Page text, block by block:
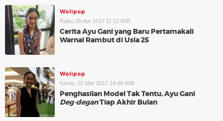
Wolipop
Rabu, 05 Apr 2017 11:12 WIB
Cerita Ayu Gani yang Baru Pertamakali
Warnai Rambut di Usia 25
Wolipop
Kamis, 02 Mar 2017 14:46 WIB
Penghasilan Model Tak Tentu, Ayu Gani
Deg-deganTiap Akhir Bulan